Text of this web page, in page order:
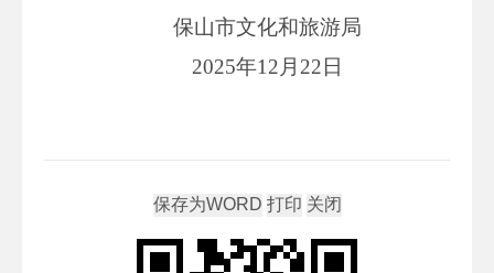
保山市文化和旅游局
2025年12月22日